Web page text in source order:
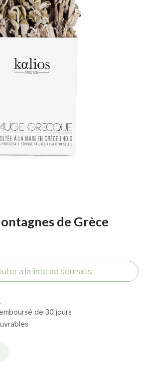
de Grèce
à la liste de souhaits
de 30 jours